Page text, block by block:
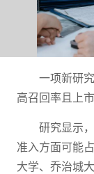
一项新研
高召回率且上
研究显示
准入方面可能
大学、乔治城